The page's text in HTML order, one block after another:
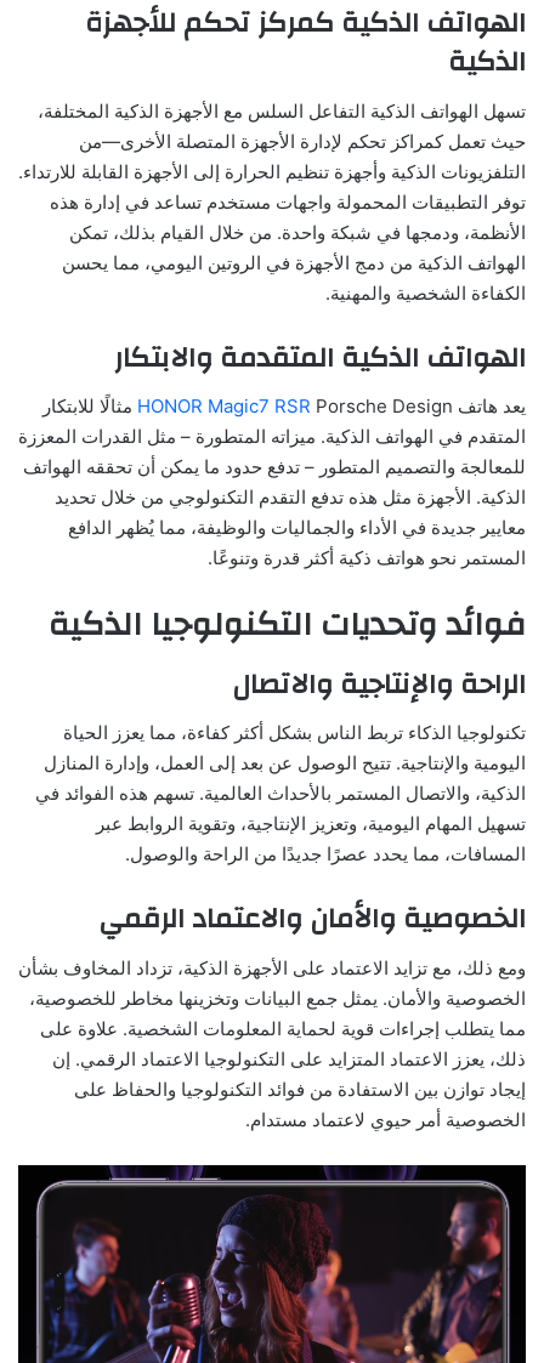
الهواتف الذكية كمركز تحكم للأجهزة
الذكية
تسهل الهواتف الذكية التفاعل السلس مع الأجهزة الذكية المختلفة،
حيث تعمل كمراكز تحكم لإدارة الأجهزة المتصلة الأخرى—من
التلفزيونات الذكية وأجهزة تنظيم الحرارة إلى الأجهزة القابلة للارتداء.
توفر التطبيقات المحمولة واجهات مستخدم تساعد في إدارة هذه
الأنظمة، ودمجها في شبكة واحدة. من خلال القيام بذلك، تمكن
الهواتف الذكية من دمج الأجهزة في الروتين اليومي، مما يحسن
الكفاءة الشخصية والمهنية.
الهواتف الذكية المتقدمة والابتكار
يعد هاتف HONOR Magic7 RSR Porsche Design مثالًا للابتكار
المتقدم في الهواتف الذكية. ميزاته المتطورة – مثل القدرات المعززة
للمعالجة والتصميم المتطور – تدفع حدود ما يمكن أن تحققه الهواتف
الذكية. الأجهزة مثل هذه تدفع التقدم التكنولوجي من خلال تحديد
معايير جديدة في الأداء والجماليات والوظيفة، مما يُظهر الدافع
المستمر نحو هواتف ذكية أكثر قدرة وتنوعًا.
فوائد وتحديات التكنولوجيا الذكية
الراحة والإنتاجية والاتصال
تكنولوجيا الذكاء تربط الناس بشكل أكثر كفاءة، مما يعزز الحياة
اليومية والإنتاجية. تتيح الوصول عن بعد إلى العمل، وإدارة المنازل
الذكية، والاتصال المستمر بالأحداث العالمية. تسهم هذه الفوائد في
تسهيل المهام اليومية، وتعزيز الإنتاجية، وتقوية الروابط عبر
المسافات، مما يحدد عصرًا جديدًا من الراحة والوصول.
الخصوصية والأمان والاعتماد الرقمي
ومع ذلك، مع تزايد الاعتماد على الأجهزة الذكية، تزداد المخاوف بشأن
الخصوصية والأمان. يمثل جمع البيانات وتخزينها مخاطر للخصوصية،
مما يتطلب إجراءات قوية لحماية المعلومات الشخصية. علاوة على
ذلك، يعزز الاعتماد المتزايد على التكنولوجيا الاعتماد الرقمي. إن
إيجاد توازن بين الاستفادة من فوائد التكنولوجيا والحفاظ على
الخصوصية أمر حيوي لاعتماد مستدام.